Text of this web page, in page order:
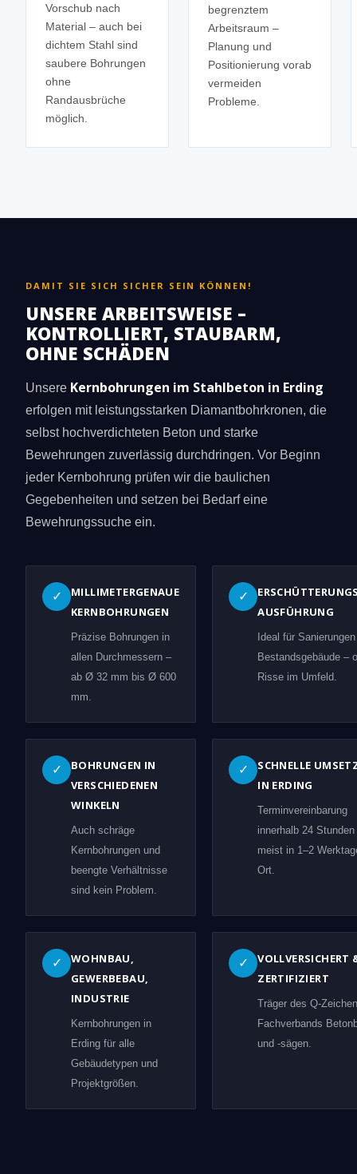
Vorschub nach
Material – auch bei
dichtem Stahl sind
saubere Bohrungen
ohne
Randausbrüche
möglich.
begrenztem
Arbeitsraum –
Planung und
Positionierung vorab
vermeiden
Probleme.
DAMIT SIE SICH SICHER SEIN KÖNNEN!
UNSERE ARBEITSWEISE –
KONTROLLIERT, STAUBARM,
OHNE SCHÄDEN
Unsere Kernbohrungen im Stahlbeton in Erding
erfolgen mit leistungsstarken Diamantbohrkronen, die
selbst hochverdichteten Beton und starke
Bewehrungen zuverlässig durchdringen. Vor Beginn
jeder Kernbohrung prüfen wir die baulichen
Gegebenheiten und setzen bei Bedarf eine
Bewehrungssuche ein.
✓
MILLIMETERGENAUE
KERNBOHRUNGEN
Präzise Bohrungen in
allen Durchmessern –
ab Ø 32 mm bis Ø 600
mm.
✓
AUSFÜHRUNG
Ideal für
Bestandsgebäude –
Risse im Umfeld.
✓
BOHRUNGEN IN
VERSCHIEDENEN
WINKELN
Auch schräge
Kernbohrungen und
beengte Verhältnisse
sind kein Problem.
✓
SCHNELLE
IN ERDING
Terminvereinbarung
innerhalb 24 Stunden
meist in 1–2
Ort.
✓
WOHNBAU,
GEWERBEBAU,
INDUSTRIE
Kernbohrungen in
Erding für alle
Gebäudetypen und
Projektgrößen.
✓
VOLLVERSICHERT
ZERTIFIZIERT
Träger des Q-
Fachverbands
und -sägen.